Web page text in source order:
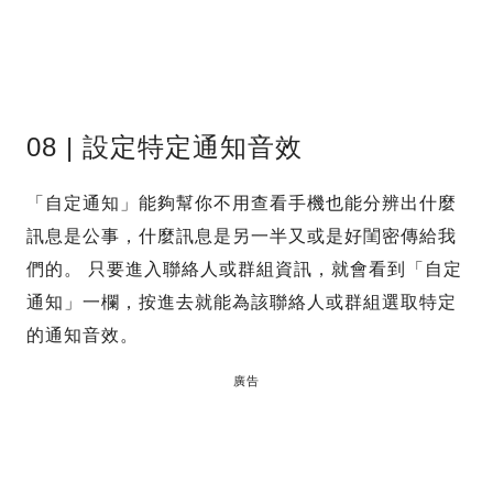
08 | 設定特定通知音效
「自定通知」能夠幫你不用查看手機也能分辨出什麼
訊息是公事，什麼訊息是另一半又或是好閨密傳給我
們的。 只要進入聯絡人或群組資訊，就會看到「自定
通知」一欄，按進去就能為該聯絡人或群組選取特定
的通知音效。
廣告